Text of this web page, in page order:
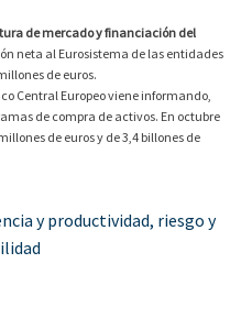
de mercado y financiación del
neta al Eurosistema de las entidades
de euros.
Central Europeo viene informando,
de compra de activos. En octubre
de euros y de 3,4 billones de
y productividad, riesgo y